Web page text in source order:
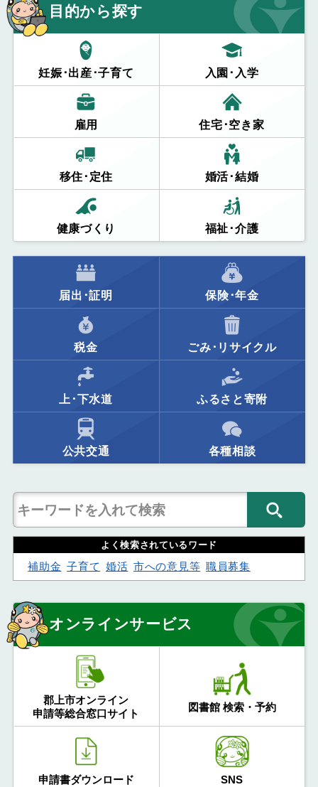
目的から探す
妊娠･出産･子育て 入園･入学
雇用 住宅･空き家
移住･定住 婚活･結婚
健康づくり 福祉･介護
届出･証明 保険･年金
税金 ごみ･リサイクル
上･下水道 ふるさと寄附
公共交通 各種相談
よく検索されているワード
補助金 子育て 婚活 市への意見等 職員募集
オンラインサービス
郡上市オンライン
申請等総合窓口サイト
図書館 検索・予約
申請書ダウンロード SNS